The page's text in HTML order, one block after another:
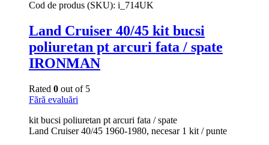
Cod de produs (SKU): i_714UK
Land Cruiser 40/45 kit bucsi
poliuretan pt arcuri fata / spate
IRONMAN
Rated 0 out of 5
Fără evaluări
kit bucsi poliuretan pt arcuri fata / spate
Land Cruiser 40/45 1960-1980, necesar 1 kit / punte